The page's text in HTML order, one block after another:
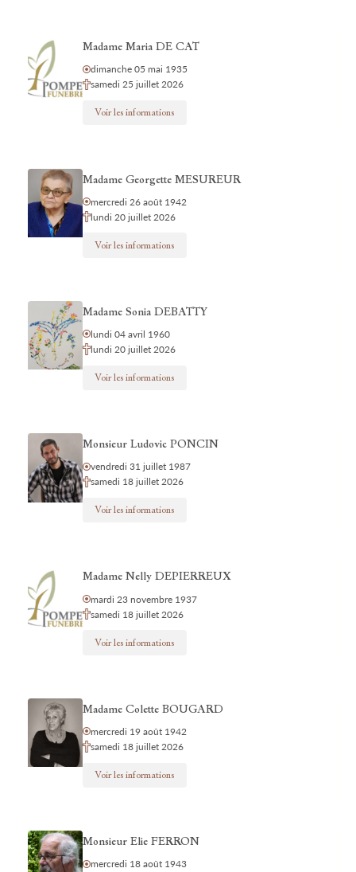
Madame Maria DE CAT
dimanche 05 mai 1935
samedi 25 juillet 2026
Voir les informations
Madame Georgette MESUREUR
mercredi 26 août 1942
lundi 20 juillet 2026
Voir les informations
Madame Sonia DEBATTY
lundi 04 avril 1960
lundi 20 juillet 2026
Voir les informations
Monsieur Ludovic PONCIN
vendredi 31 juillet 1987
samedi 18 juillet 2026
Voir les informations
Madame Nelly DEPIERREUX
mardi 23 novembre 1937
samedi 18 juillet 2026
Voir les informations
Madame Colette BOUGARD
mercredi 19 août 1942
samedi 18 juillet 2026
Voir les informations
Monsieur Elie FERRON
mercredi 18 août 1943